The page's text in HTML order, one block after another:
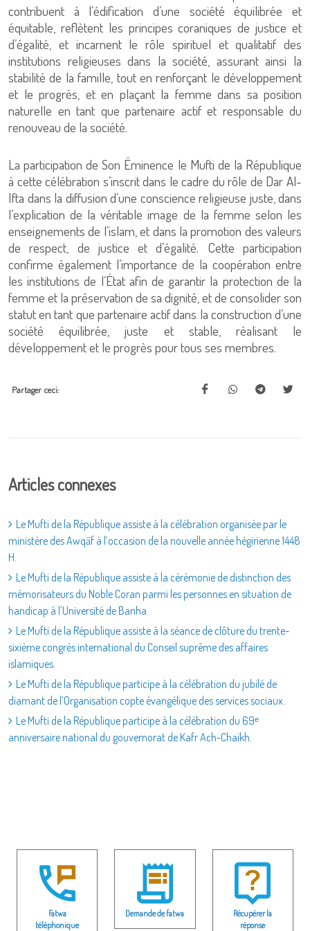
contribuent à l’édification d’une société équilibrée et
équitable, reflètent les principes coraniques de justice et
d’égalité, et incarnent le rôle spirituel et qualitatif des
institutions religieuses dans la société, assurant ainsi la
stabilité de la famille, tout en renforçant le développement
et le progrès, et en plaçant la femme dans sa position
naturelle en tant que partenaire actif et responsable du
renouveau de la société.
La participation de Son Éminence le Mufti de la République
à cette célébration s’inscrit dans le cadre du rôle de Dar Al-
Ifta dans la diffusion d’une conscience religieuse juste, dans
l’explication de la véritable image de la femme selon les
enseignements de l’islam, et dans la promotion des valeurs
de respect, de justice et d’égalité. Cette participation
confirme également l’importance de la coopération entre
les institutions de l’État afin de garantir la protection de la
femme et la préservation de sa dignité, et de consolider son
statut en tant que partenaire actif dans la construction d’une
société équilibrée, juste et stable, réalisant le
développement et le progrès pour tous ses membres.
Partager ceci:
Articles connexes
Le Mufti de la République assiste à la célébration organisée par le
ministère des Awqāf à l’occasion de la nouvelle année hégirienne 1448
H.
Le Mufti de la République assiste à la cérémonie de distinction des
mémorisateurs du Noble Coran parmi les personnes en situation de
handicap à l’Université de Banha.
Le Mufti de la République assiste à la séance de clôture du trente-
sixième congrès international du Conseil suprême des affaires
islamiques.
Le Mufti de la République participe à la célébration du jubilé de
diamant de l’Organisation copte évangélique des services sociaux.
Le Mufti de la République participe à la célébration du 69ᵉ
anniversaire national du gouvernorat de Kafr Ach-Chaïkh.
Fatwa
téléphonique
Demande de fatwa
Récupérer la
réponse